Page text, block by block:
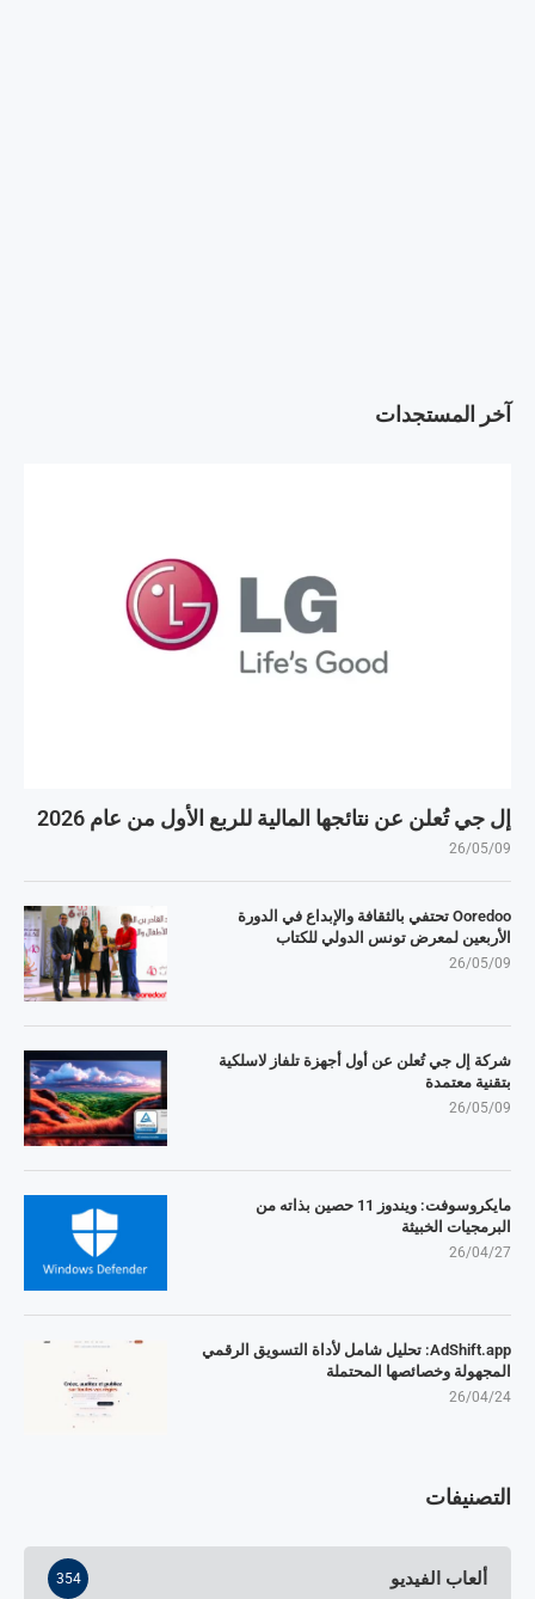
آخر المستجدات
إل جي تُعلن عن نتائجها المالية للربع الأول من عام 2026
26/05/09
Ooredoo تحتفي بالثقافة والإبداع في الدورة
الأربعين لمعرض تونس الدولي للكتاب
26/05/09
شركة إل جي تُعلن عن أول أجهزة تلفاز لاسلكية
بتقنية معتمدة
26/05/09
مايكروسوفت: ويندوز 11 حصين بذاته من
البرمجيات الخبيثة
26/04/27
AdShift.app: تحليل شامل لأداة التسويق الرقمي
المجهولة وخصائصها المحتملة
26/04/24
التصنيفات
ألعاب الفيديو 354